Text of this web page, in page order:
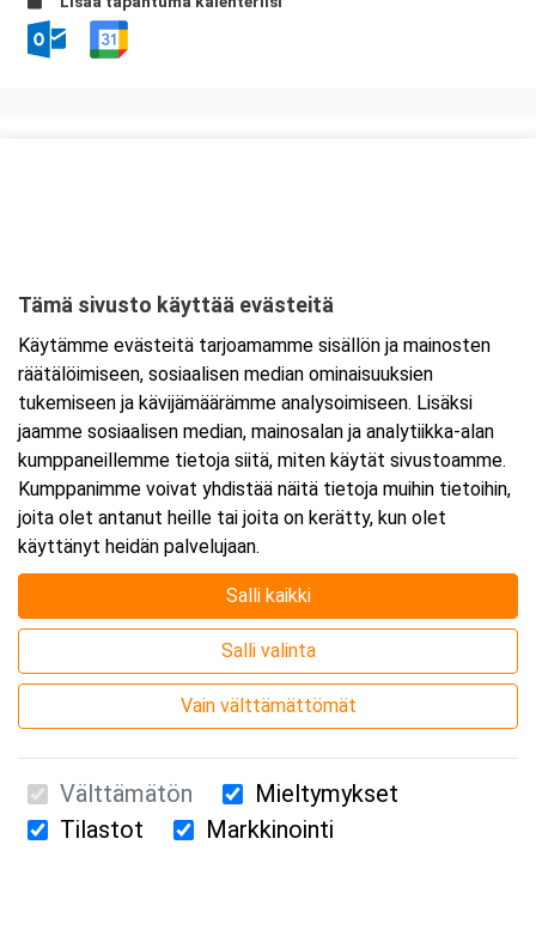
Tarkempi kartta ja ajo-ohjeet
Suomen Ensiapukoulutus Oy / Valimotie 21 / 00380 Helsinki
Tämä sivusto käyttää evästeitä
Käytämme evästeitä tarjoamamme sisällön ja mainosten
räätälöimiseen, sosiaalisen median ominaisuuksien
tukemiseen ja kävijämäärämme analysoimiseen. Lisäksi
jaamme sosiaalisen median, mainosalan ja analytiikka-alan
kumppaneillemme tietoja siitä, miten käytät sivustoamme.
Kumppanimme voivat yhdistää näitä tietoja muihin tietoihin,
joita olet antanut heille tai joita on kerätty, kun olet
käyttänyt heidän palvelujaan.
Salli kaikki
Salli valinta
Vain välttämättömät
Välttämätön
Mieltymykset
Tilastot
Markkinointi